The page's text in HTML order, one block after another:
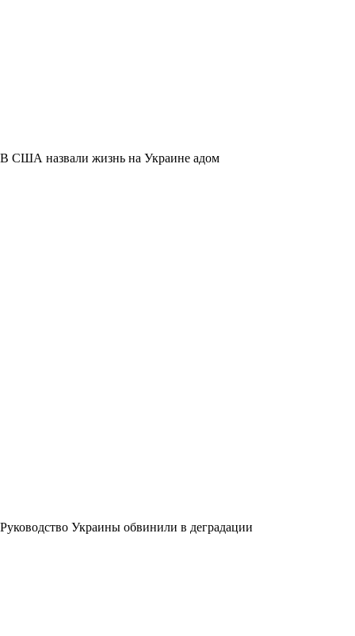
В США назвали жизнь на Украине адом
Руководство Украины обвинили в деградации